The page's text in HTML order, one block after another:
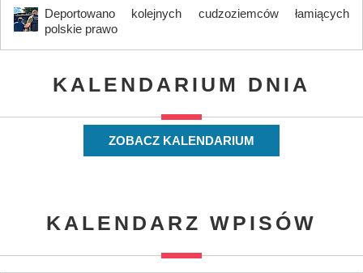
Deportowano kolejnych cudzoziemców łamiących
polskie prawo
KALENDARIUM DNIA
ZOBACZ KALENDARIUM
KALENDARZ WPISÓW